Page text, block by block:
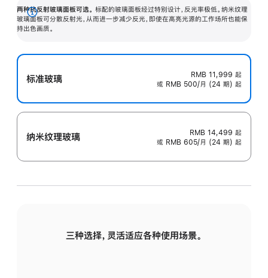
两种抗反射玻璃面板可选。 标配的玻璃面板经过特别设计，反光率极低。纳米纹理
玻璃面板可分散反射光，从而进一步减少反光，即使在高亮光源的工作场所也能保
持出色画质。
展
开
标准玻璃 RMB 11,999 起
或 RMB 500/月 (24 期) 起
纳米纹理玻璃 RMB 14,499 起
或 RMB 605/月 (24 期) 起
三种选择，灵活适应各种使用场景。